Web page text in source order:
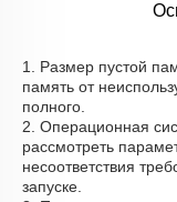
1. Размер пустой
память от
полного.
2. Операционная
рассмотреть
несоответствия
запуске.